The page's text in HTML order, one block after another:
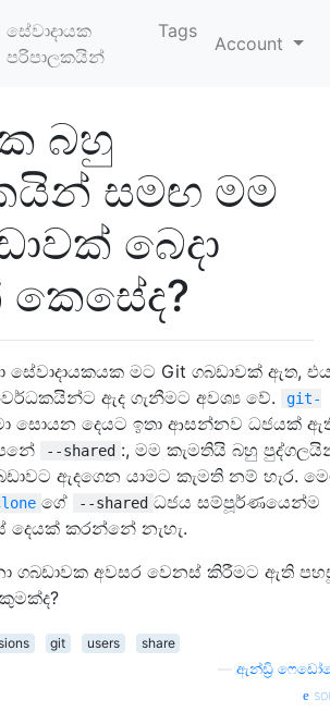
සේවාදායක
පරිපාලකයින්
Tags
Account
බහු
සමඟ මම
බෙදා
සේවාදායකයක මට Git ගබඩාවක් ඇත,
ඇද ගැනීමට අවශ්‍ය වේ.
git-
සොයන දෙයට ඉතා ආසන්නව ධජයක්
--shared :, මම කැමතියි බහු
ඇදගෙන යාමට කැමති නම් හැර.
ගේ --shared ධජය සම්පූර්ණයෙන්ම
දෙයක් කරන්නේ නැහැ.
ගබඩාවක අවසර වෙනස් කිරීමට ඇති
git users
share
ඇන්ඩ්‍රි